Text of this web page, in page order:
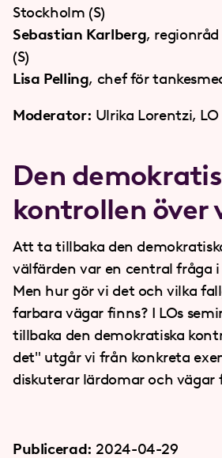
Stockholm (S)
Sebastian Karlberg,
(S)
Lisa Pelling, chef för
Moderator: Ulrika Lorentzi, LO
Den
kontrollen över
Att ta tillbaka den
välfärden var en central fråga
Men hur gör vi det och vilka
farbara vägar finns? I LOs
tillbaka den demokratiska
det" utgår vi från konkreta
diskuterar lärdomar och vägar
Publicerad: 2024-04-29